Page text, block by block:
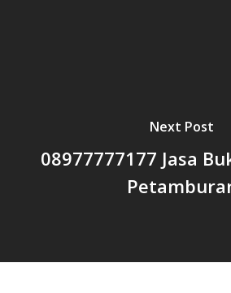
Next Post
08977777177 Jasa